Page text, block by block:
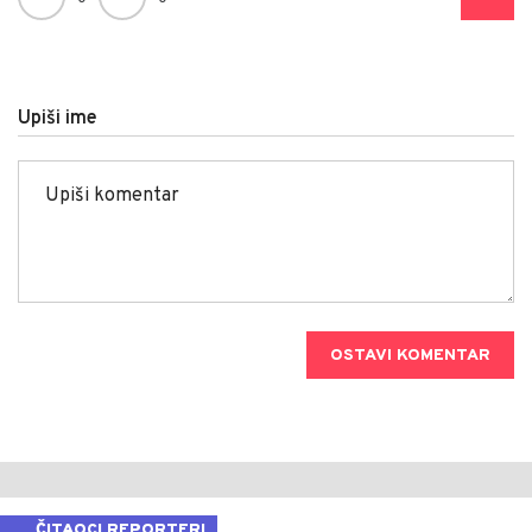
Upiši ime
OSTAVI KOMENTAR